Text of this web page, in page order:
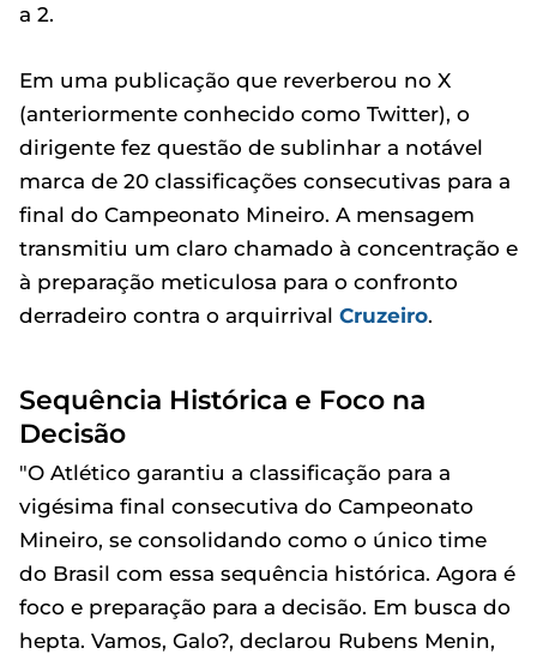
a 2.
Em uma publicação que reverberou no X
(anteriormente conhecido como Twitter), o
dirigente fez questão de sublinhar a notável
marca de 20 classificações consecutivas para a
final do Campeonato Mineiro. A mensagem
transmitiu um claro chamado à concentração e
à preparação meticulosa para o confronto
derradeiro contra o arquirrival Cruzeiro.
Sequência Histórica e Foco na
Decisão
"O Atlético garantiu a classificação para a
vigésima final consecutiva do Campeonato
Mineiro, se consolidando como o único time
do Brasil com essa sequência histórica. Agora é
foco e preparação para a decisão. Em busca do
hepta. Vamos, Galo?, declarou Rubens Menin,